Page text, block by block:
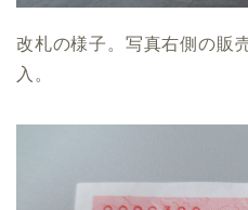
改札の様子。写真右側の販
入。